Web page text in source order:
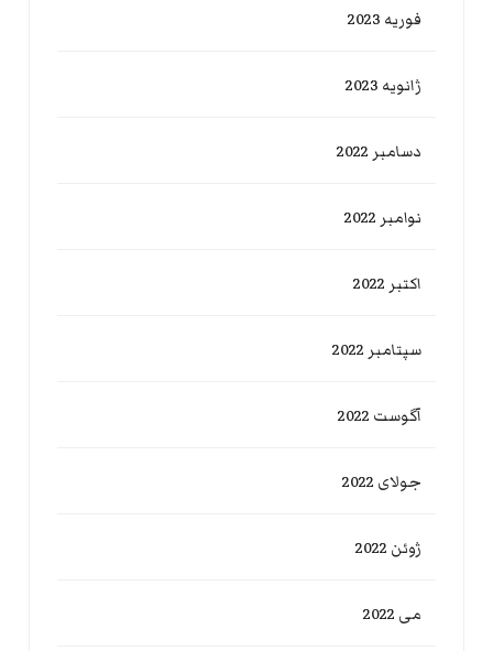
فوریه 2023
ژانویه 2023
دسامبر 2022
نوامبر 2022
اکتبر 2022
سپتامبر 2022
آگوست 2022
جولای 2022
ژوئن 2022
می 2022